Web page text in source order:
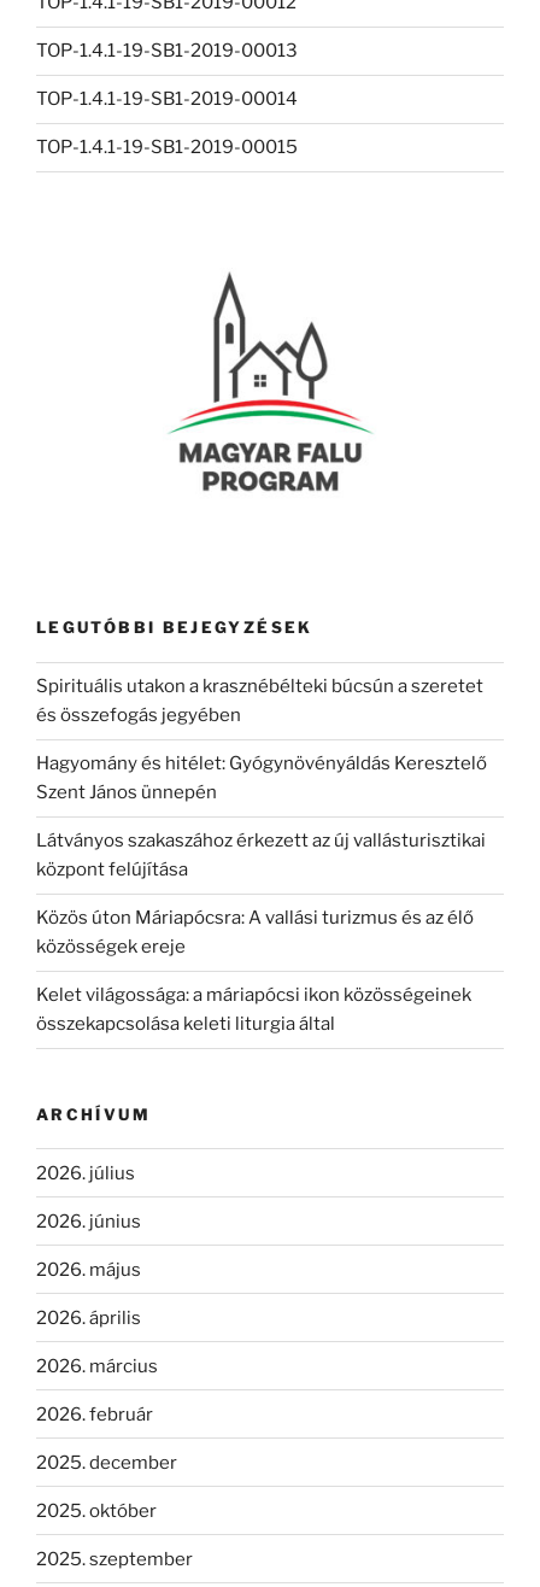
TOP-1.4.1-19-SB1-2019-00013
TOP-1.4.1-19-SB1-2019-00014
TOP-1.4.1-19-SB1-2019-00015
LEGUTÓBBI BEJEGYZÉSEK
Spirituális utakon a krasznébélteki búcsún a szeretet
és összefogás jegyében
Hagyomány és hitélet: Gyógynövényáldás Keresztelő
Szent János ünnepén
Látványos szakaszához érkezett az új vallásturisztikai
központ felújítása
Közös úton Máriapócsra: A vallási turizmus és az élő
közösségek ereje
Kelet világossága: a máriapócsi ikon közösségeinek
összekapcsolása keleti liturgia által
ARCHÍVUM
2026. július
2026. június
2026. május
2026. április
2026. március
2026. február
2025. december
2025. október
2025. szeptember